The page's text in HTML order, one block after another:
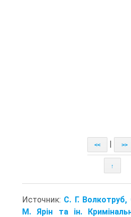
<< >>
↑
Источник: С. Г.
М. Ярін та ін.